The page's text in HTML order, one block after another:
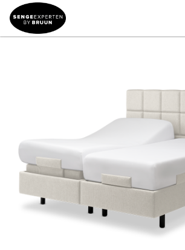
Sengemærker
Boxspring Adjustable | Pro Plus